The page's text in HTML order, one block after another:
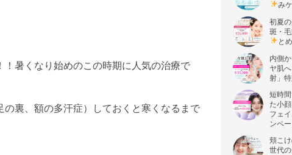
暑くなり始めのこの時期に人気の治療で
裏、額の多汗症）しておくと寒くなるまで
み
初夏
斑・
と
内側
ヤ肌
射」
短時
た小
フェ
ンペ
頬こ
世代